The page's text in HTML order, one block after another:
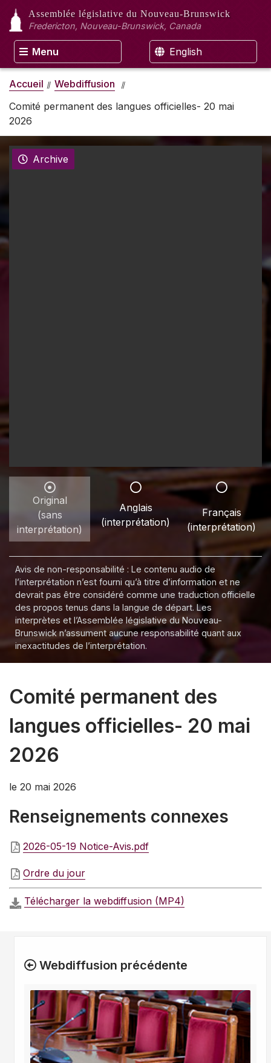
Assemblée législative du Nouveau-Brunswick
Fredericton, Nouveau-Brunswick, Canada
Menu English
Accueil
Webdiffusion
Comité permanent des langues officielles- 20 mai
2026
Archive
Original
(sans
interprétation)
Anglais
(interprétation)
Français
(interprétation)
Avis de non-responsabilité : Le contenu audio de
l’interprétation n’est fourni qu’à titre d’information et ne
devrait pas être considéré comme une traduction officielle
des propos tenus dans la langue de départ. Les
interprètes et l’Assemblée législative du Nouveau-
Brunswick n’assument aucune responsabilité quant aux
inexactitudes de l’interprétation.
Comité permanent des
langues officielles- 20 mai
2026
le 20 mai 2026
Renseignements connexes
2026-05-19 Notice-Avis.pdf
Ordre du jour
Télécharger la webdiffusion (MP4)
Webdiffusion précédente